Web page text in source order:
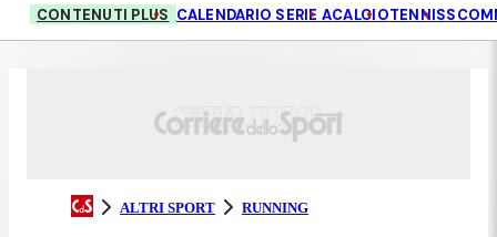
CONTENUTI PLUS CALENDARIO SERIE ACALCIOTENNIS
ALTRI SPORT RUNNING